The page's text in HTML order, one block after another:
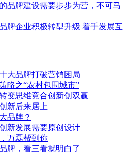
品牌建设需要步步为营，不可马
牌企业积极转型升级 着手发展互
大品牌打破营销困局
略之“农村包围城市”
变思维竞合创新创双赢
新后来居上
品牌？
新发展需要原创设计
万磊帮到你
牌，看三看就明白了